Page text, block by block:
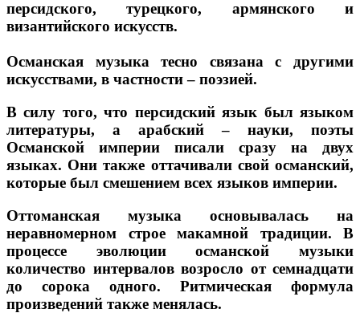
персидского, турецкого, армянского и
византийского искусств.
Османская музыка тесно связана с другими
искусствами, в частности – поэзией.
В силу того, что персидский язык был языком
литературы, а арабский – науки, поэты
Османской империи писали сразу на двух
языках. Они также оттачивали свой османский,
которые был смешением всех языков империи.
Оттоманская музыка основывалась на
неравномерном строе макамной традиции. В
процессе эволюции османской музыки
количество интервалов возросло от семнадцати
до сорока одного. Ритмическая формула
произведений также менялась.